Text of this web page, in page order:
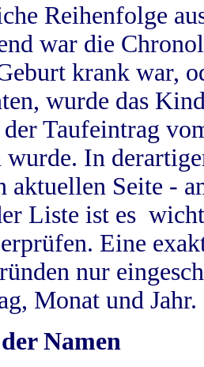
Reihenfolge
war die
krank war,
wurde das
der Taufeintrag
In
aktuellen Seite -
Liste ist es
Eine
nur
Monat und Jahr.
Namen